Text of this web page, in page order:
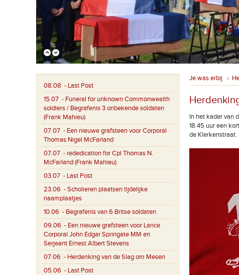
08.08 - Last Post
15.07 - Funeral for unknown Commonwealth
soldiers / Begrafenis 3 onbekende soldaten
(Frank Mahieu)
07.07 - Een nieuwe grafsteen voor Corporal
Thomas Nigel McFarland
07.07 - rededication for Cpl Thomas N.
McFarland (Frank Mahieu)
03.07 - Last Post
23.06 - Scholieren plaatsen tijdelijke
naamplaatjes
10.06 - Begrafenis van 6 Britse soldaten
09.06 - Een nieuwe grafsteen voor Lance
Corporal John Edgar Springate MM en
Serjeant Ernest Albert Stevens
07.06 - Herdenking van de Slag om Mesen
05.06 - Last Post
Je was erbij ›
In het kader van
18.45 uur een
de Klerkenstraat.